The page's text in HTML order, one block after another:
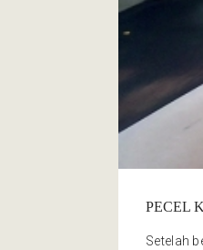
PECEL
Setelah